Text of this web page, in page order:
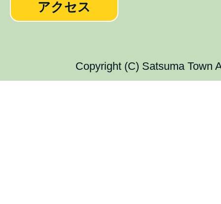
アクセス
Copyright (C) Satsuma Town